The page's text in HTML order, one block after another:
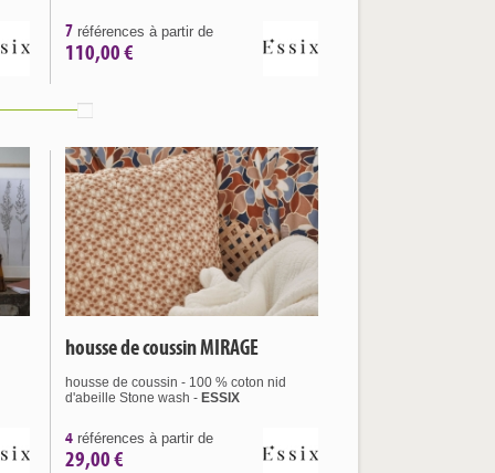
7 références à partir de
110,00 €
housse de coussin MIRAGE
housse de coussin - 100 % coton nid
d'abeille Stone wash - ESSIX
4 références à partir de
29,00 €